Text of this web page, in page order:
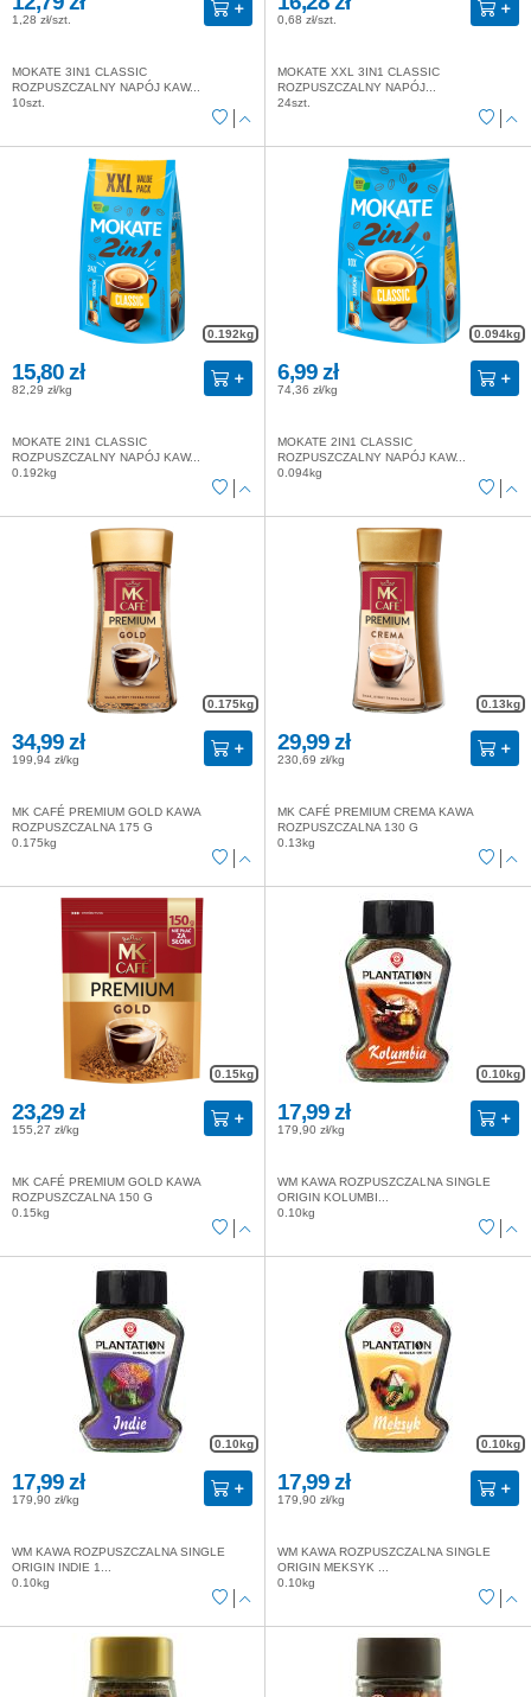
1,28 zł/szt.
MOKATE 3IN1 CLASSIC
ROZPUSZCZALNY NAPÓJ KAW...
10szt.
0,68 zł/szt.
MOKATE XXL 3IN1 CLASSIC
ROZPUSZCZALNY NAPÓJ...
24szt.
0.192kg
15,80 zł
82,29 zł/kg
MOKATE 2IN1 CLASSIC
ROZPUSZCZALNY NAPÓJ KAW...
0.192kg
0.094kg
6,99 zł
74,36 zł/kg
MOKATE 2IN1 CLASSIC
ROZPUSZCZALNY NAPÓJ KAW...
0.094kg
0.175kg
34,99 zł
199,94 zł/kg
MK CAFÉ PREMIUM GOLD KAWA
ROZPUSZCZALNA 175 G
0.175kg
0.13kg
29,99 zł
230,69 zł/kg
MK CAFÉ PREMIUM CREMA KAWA
ROZPUSZCZALNA 130 G
0.13kg
0.15kg
23,29 zł
155,27 zł/kg
MK CAFÉ PREMIUM GOLD KAWA
ROZPUSZCZALNA 150 G
0.15kg
0.10kg
17,99 zł
179,90 zł/kg
WM KAWA ROZPUSZCZALNA SINGLE
ORIGIN KOLUMBI...
0.10kg
0.10kg
17,99 zł
179,90 zł/kg
WM KAWA ROZPUSZCZALNA SINGLE
ORIGIN INDIE 1...
0.10kg
0.10kg
17,99 zł
179,90 zł/kg
WM KAWA ROZPUSZCZALNA SINGLE
ORIGIN MEKSYK ...
0.10kg